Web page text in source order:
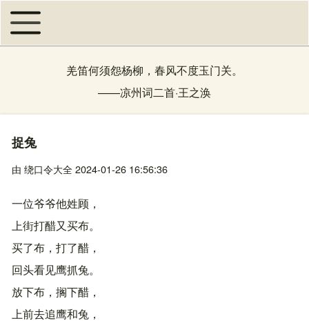
主导航
Toggle main menu
羌笛何须怨杨柳，春风不度玉门关。
——凉州词二首·王之涣
捉兔
由 绕口令大全2024-01-26 16:56:36
一位爷爷他姓顾，
上街打醋又买布。
买了布，打了醋，
回头看见鹰抓兔。
放下布，搁下醋，
上前去追鹰和兔，